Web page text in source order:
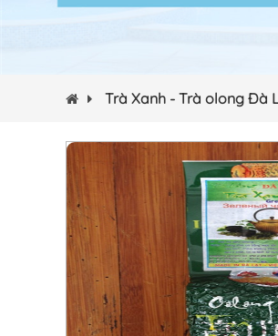
Trà Xanh - Trà olong Đà